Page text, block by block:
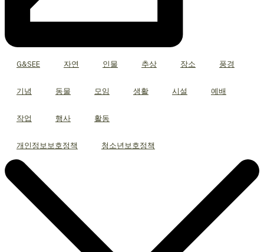
G&SEE 자연 인물 추상 장소 풍경
기념 동물 모임 생활 시설 예배
작업 행사 활동
개인정보보호정책 청소년보호정책